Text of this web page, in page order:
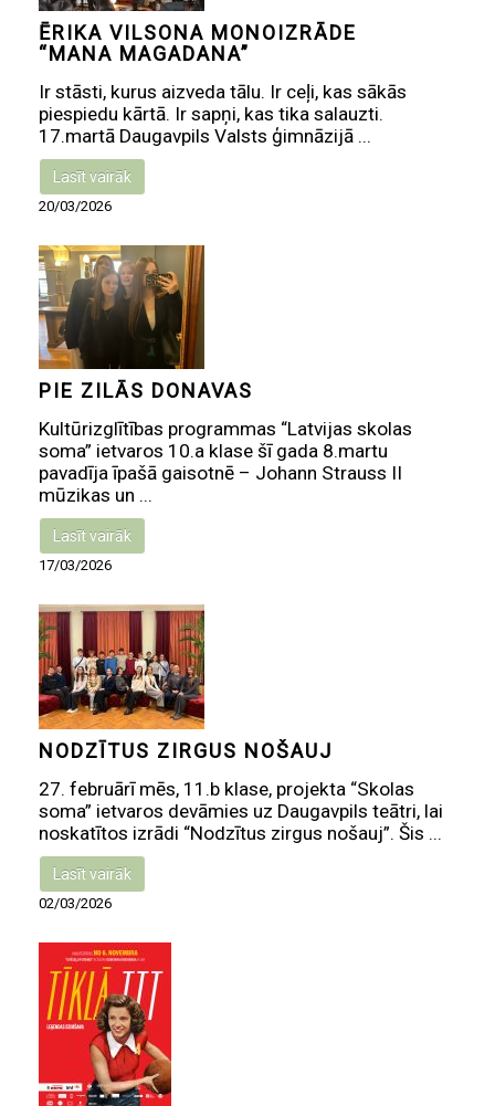
ĒRIKA VILSONA MONOIZRĀDE
“MANA MAGADANA”
Ir stāsti, kurus aizveda tālu. Ir ceļi, kas sākās
piespiedu kārtā. Ir sapņi, kas tika salauzti.
17.martā Daugavpils Valsts ģimnāzijā ...
Lasīt vairāk
20/03/2026
PIE ZILĀS DONAVAS
Kultūrizglītības programmas “Latvijas skolas
soma” ietvaros 10.a klase šī gada 8.martu
pavadīja īpašā gaisotnē – Johann Strauss II
mūzikas un ...
Lasīt vairāk
17/03/2026
NODZĪTUS ZIRGUS NOŠAUJ
27. februārī mēs, 11.b klase, projekta “Skolas
soma” ietvaros devāmies uz Daugavpils teātri, lai
noskatītos izrādi “Nodzītus zirgus nošauj”. Šis ...
Lasīt vairāk
02/03/2026